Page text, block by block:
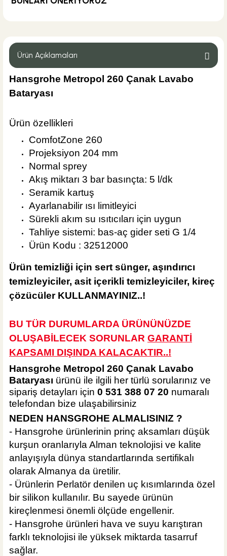
34.953,60 TL
Sepete Ekle
Hansgrohe
Hansgrohe Metropol 110 Lavabo Bataryası
28.762,80 TL %47
15.244,28 TL
Ürün Açıklamaları
Hansgrohe Metropol 260 Çanak Lavabo
Bataryası
Ürün özellikleri
ComfotZone 260
Projeksiyon 204 mm
Normal sprey
Akış miktarı 3 bar basınçta: 5 l/dk
Seramik kartuş
Ayarlanabilir ısı limitleyici
Sürekli akım su ısıtıcıları için uygun
Tahliye sistemi: bas-aç gider seti G 1/4
Ürün Kodu : 32512000
Ürün temizliği için sert sünger, aşındırıcı
temizleyiciler, asit içerikli temizleyiciler, kireç
çözücüler KULLANMAYINIZ..!
BU TÜR DURUMLARDA ÜRÜNÜNÜZDE
OLUŞABİLECEK SORUNLAR GARANTİ
KAPSAMI DIŞINDA KALACAKTIR..!
Hansgrohe Metropol 260 Çanak Lavabo
Bataryası ürünü ile ilgili her türlü sorularınız ve
sipariş detayları için 0 531 388 07 20 numaralı
telefondan bize ulaşabilirsiniz
NEDEN HANSGROHE ALMALISINIZ ?
- Hansgrohe ürünlerinin prinç aksamları düşük
kurşun oranlarıyla Alman teknolojisi ve kalite
anlayışıyla dünya standartlarında sertifikalı
olarak Almanya da üretilir.
- Ürünlerin Perlatör denilen uç kısımlarında özel
bir silikon kullanılır. Bu sayede ürünün
kireçlenmesi önemli ölçüde engellenir.
- Hansgrohe ürünleri hava ve suyu karıştıran
farklı teknolojisi ile yüksek miktarda tasarruf
sağlar.